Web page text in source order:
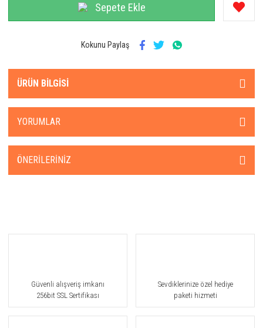
Sepete Ekle
Kokunu Paylaş
ÜRÜN BILGISI
YORUMLAR
ÖNERILERINIZ
Güvenli alışveriş imkanı
256bit SSL Sertifikası
Sevdiklerinize özel hediye
paketi hizmeti